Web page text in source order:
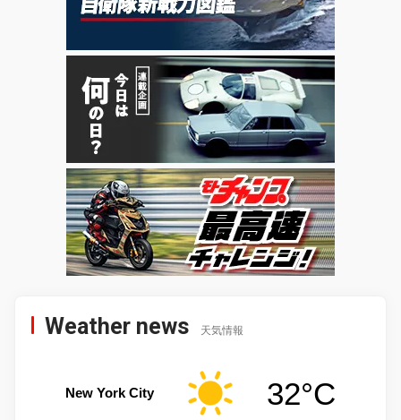
Weather news 天気情報
New York City 32°C